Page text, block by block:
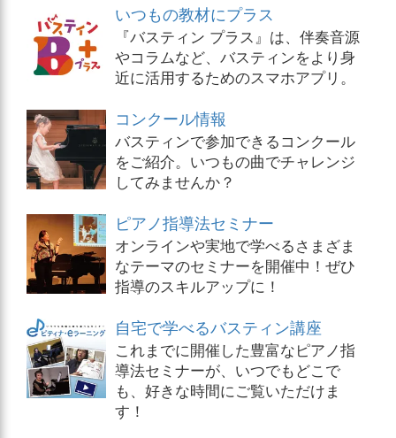
いつもの教材にプラス
『バスティン プラス』は、伴奏音源
やコラムなど、バスティンをより身
近に活用するためのスマホアプリ。
コンクール情報
バスティンで参加できるコンクール
をご紹介。いつもの曲でチャレンジ
してみませんか？
ピアノ指導法セミナー
オンラインや実地で学べるさまざま
なテーマのセミナーを開催中！ぜひ
指導のスキルアップに！
自宅で学べるバスティン講座
これまでに開催した豊富なピアノ指
導法セミナーが、いつでもどこで
も、好きな時間にご覧いただけま
す！